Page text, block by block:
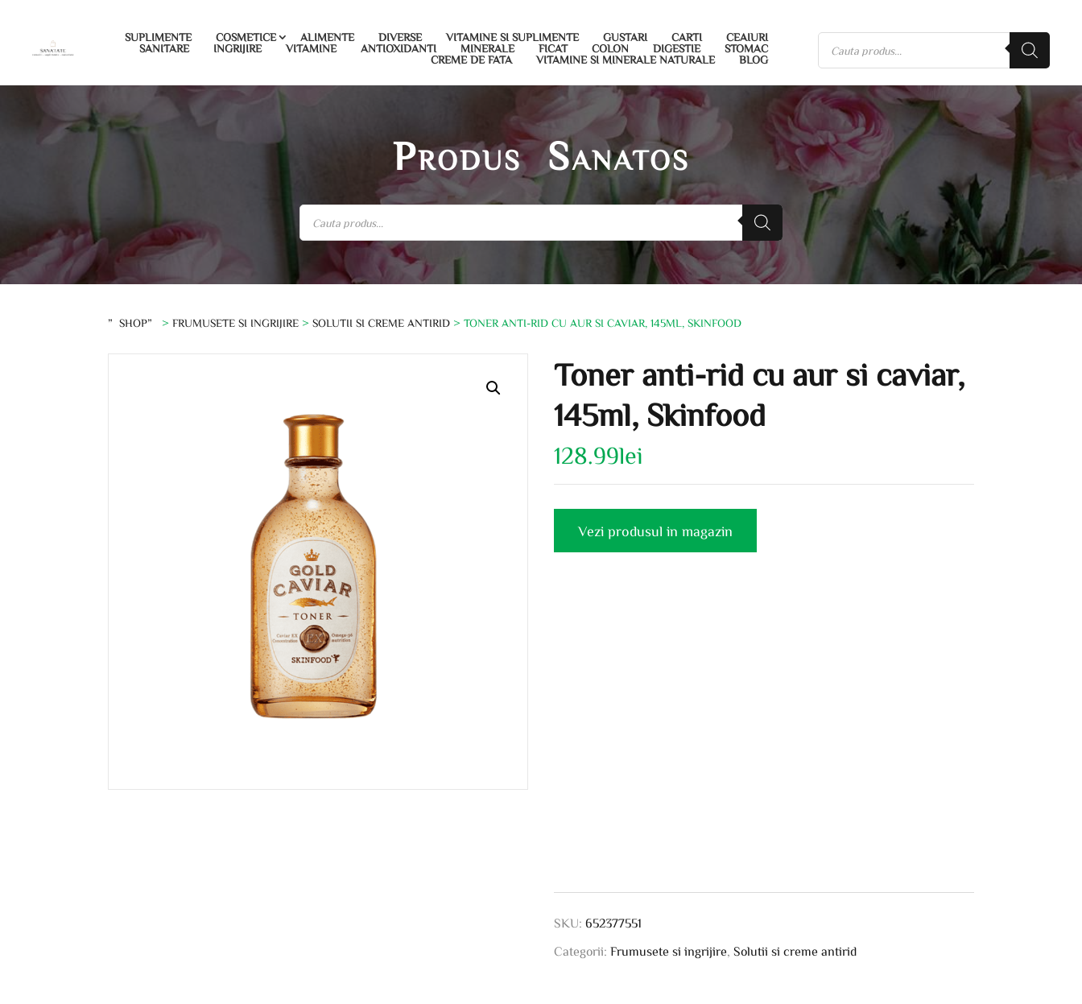
SUPLIMENTE COSMETICE ALIMENTE DIVERSE VITAMINE SI SUPLIMENTE GUSTARI CARTI
CEAIURI
SANITARE
INGRIJIRE VITAMINE ANTIOXIDANTI MINERALE FICAT COLON DIGESTIE
STOMAC
CREME DE FATA
VITAMINE SI MINERALE NATURALE BLOG
Produs Sanatos
”SHOP” >FRUMUSETE SI INGRIJIRE >SOLUTII SI CREME ANTIRID > TONER ANTI-RID CU AUR SI CAVIAR, 145ML, SKINFOOD
Toner anti-rid cu aur si caviar,
145ml, Skinfood
128.99lei
Vezi produsul in magazin
SKU:652377551
Categorii:Frumusete si ingrijire ,Solutii si creme antirid